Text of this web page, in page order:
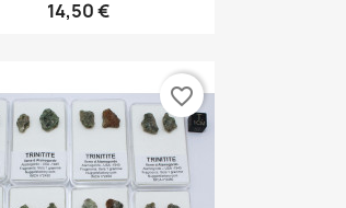
14,50 €
favorite_border